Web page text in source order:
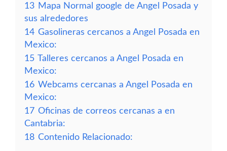
13 Mapa Normal google de Angel Posada y
sus alrededores
14 Gasolineras cercanos a Angel Posada en
Mexico:
15 Talleres cercanos a Angel Posada en
Mexico:
16 Webcams cercanas a Angel Posada en
Mexico:
17 Oficinas de correos cercanas a en
Cantabria:
18 Contenido Relacionado: